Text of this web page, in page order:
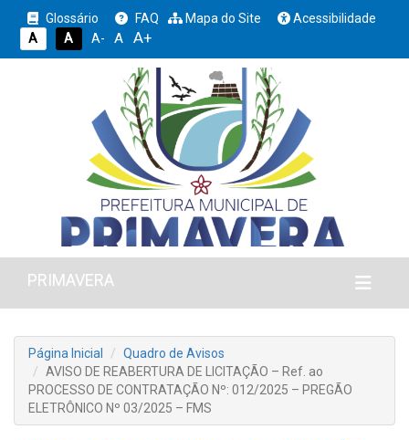
Glossário FAQ Mapa do Site
Acessibilidade
A
A A- A A+
PRIMAVERA
Página Inicial
Quadro de Avisos
AVISO DE REABERTURA DE LICITAÇÃO – Ref. ao
PROCESSO DE CONTRATAÇÃO Nº: 012/2025 – PREGÃO
ELETRÔNICO Nº 03/2025 – FMS